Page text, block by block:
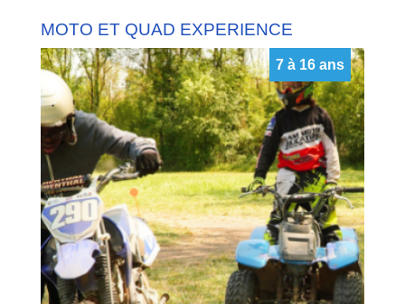
aussi respect d’autrui et de l’environnement.
Des challenges et des sorties dynamiseront le séjour et
certaines options peuvent être ajoutées comme des sorties
culturelles, des cours d’anglais et des packs photos
souvenirs. Si votre enfant est passionné tant par la moto
que par le quad, il est possible de lui offrir un stage combiné
où il sera formé sur les deux machines.
Au cœur d’un environnement naturel de qualité, les jeunes
profiteront également des joies du camping, de la baignade,
de nombreux moments de partage et de complicité, de
détente et de découverte au cours de nombreuses activités
de plein air. Sans oublier les soirées et veillées organisées
par les animateurs. Si votre enfant partage cette passion
avec ses amis, il est possible de les inscrire en même
temps ! Il vous suffit de le notifier.
MOTO ET QUAD EXPERIENCE
7 à 16 ans